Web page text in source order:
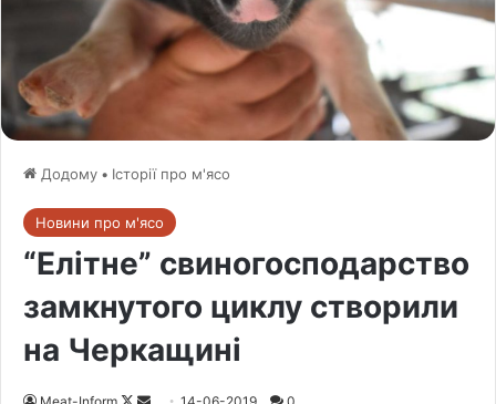
Додому • Історії про м'ясо
Новини про м'ясо
“Елітне” свиногосподарство
замкнутого циклу створили
на Черкащині